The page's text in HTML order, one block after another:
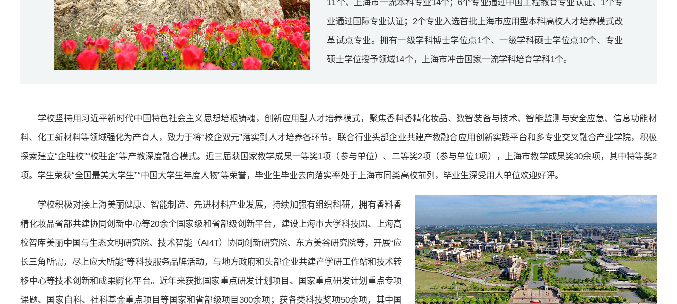
11个、上海市一流本科专业14个；6个专业通过中国工程教育专业认证、1个专
业通过国际专业认证；2个专业入选首批上海市应用型本科高校人才培养模式改
革试点专业。拥有一级学科博士学位点1个、一级学科硕士学位点10个、专业
硕士学位授予领域14个，上海市冲击国家一流学科培育学科1个。
学校坚持用习近平新时代中国特色社会主义思想培根铸魂，创新应用型人才培养模式，聚焦香料香精化妆品、数智装备与技术、智能监测与安全应急、信息功能材
料、化工新材料等领域强化为产育人，致力于将“校企双元”落实到人才培养各环节。联合行业头部企业共建产教融合应用创新实践平台和多专业交叉融合产业学院，积极
探索建立“企驻校”“校驻企”等产教深度融合模式。近三届获国家教学成果一等奖1项（参与单位）、二等奖2项（参与单位1项），上海市教学成果奖30余项，其中特等奖2
项。学生荣获“全国最美大学生”“中国大学生年度人物”等荣誉，毕业生毕业去向落实率处于上海市同类高校前列，毕业生深受用人单位欢迎好评。
学校积极对接上海美丽健康、智能制造、先进材料产业发展，持续加强有组织科研，拥有香料香
精化妆品省部共建协同创新中心等20余个国家级和省部级创新平台，建设上海市大学科技园、上海高
校智库美丽中国与生态文明研究院、技术智能（AI4T）协同创新研究院、东方美谷研究院等，开展“应
长三角所需，尽上应大所能”等科技服务品牌活动，与地方政府和头部企业共建产学研工作站和技术转
移中心等技术创新和成果孵化平台。近年来获批国家重点研发计划项目、国家重点研发计划重点专项
课题、国家自科、社科基金重点项目等国家和省部级项目300余项；获各类科技奖项50余项，其中国